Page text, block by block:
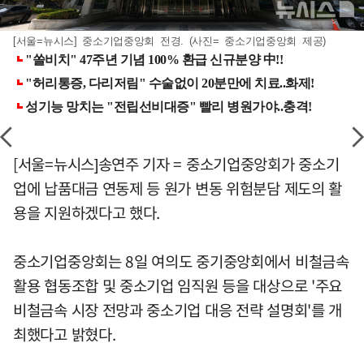
[서울=뉴시스] 중소기업중앙회 전경. (사진= 중소기업중앙회 제공)
[서울=뉴시스]송연주 기자 = 중소기업중앙회가 중소기
업에 납품대금 연동제 등 원가 변동 위험분담 제도의 활
용을 지원하겠다고 했다.
중소기업중앙회는 8일 여의도 중기중앙회에서 비철금속
활용 협동조합 및 중소기업 임직원 등을 대상으로 '주요
비철금속 시장 전망과 중소기업 대응 전략 설명회'를 개
최했다고 밝혔다.